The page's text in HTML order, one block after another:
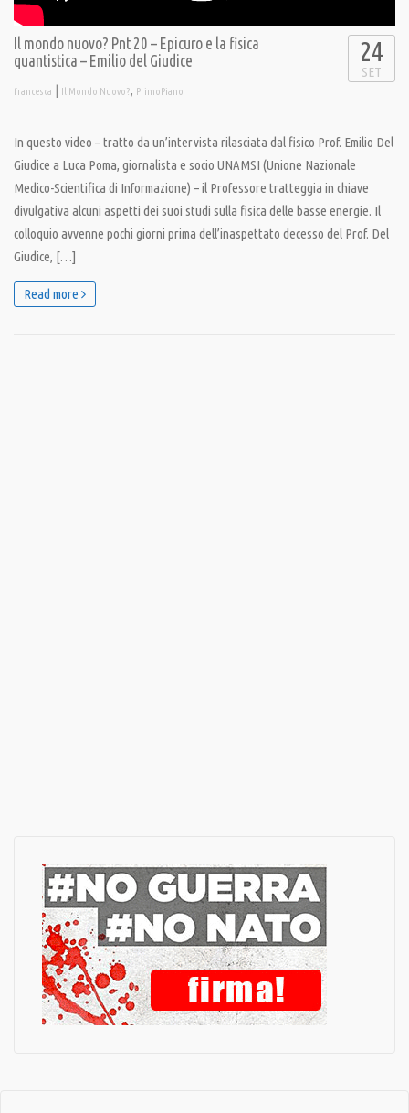
Il mondo nuovo? Pnt 20 – Epicuro e la fisica
quantistica – Emilio del Giudice
francesca | Il Mondo Nuovo?, PrimoPiano
24
SET
In questo video – tratto da un’intervista rilasciata dal fisico Prof. Emilio Del
Giudice a Luca Poma, giornalista e socio UNAMSI (Unione Nazionale
Medico-Scientifica di Informazione) – il Professore tratteggia in chiave
divulgativa alcuni aspetti dei suoi studi sulla fisica delle basse energie. Il
colloquio avvenne pochi giorni prima dell’inaspettato decesso del Prof. Del
Giudice, […]
Read more